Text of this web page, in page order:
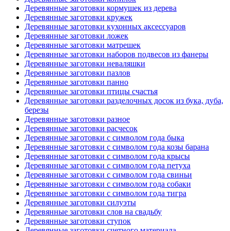
Деревянные заготовки кормушек из дерева
Деревянные заготовки кружек
Деревянные заготовки кухонных аксессуаров
Деревянные заготовки ложек
Деревянные заготовки матрешек
Деревянные заготовки наборов подвесов из фанеры
Деревянные заготовки неваляшки
Деревянные заготовки пазлов
Деревянные заготовки панно
Деревянные заготовки птицы счастья
Деревянные заготовки разделочных досок из бука, дуба,
березы
Деревянные заготовки разное
Деревянные заготовки расчесок
Деревянные заготовки с символом года быка
Деревянные заготовки с символом года козы барана
Деревянные заготовки с символом года крысы
Деревянные заготовки с символом года петуха
Деревянные заготовки с символом года свиньи
Деревянные заготовки с символом года собаки
Деревянные заготовки с символом года тигра
Деревянные заготовки силуэты
Деревянные заготовки слов на свадьбу
Деревянные заготовки ступок